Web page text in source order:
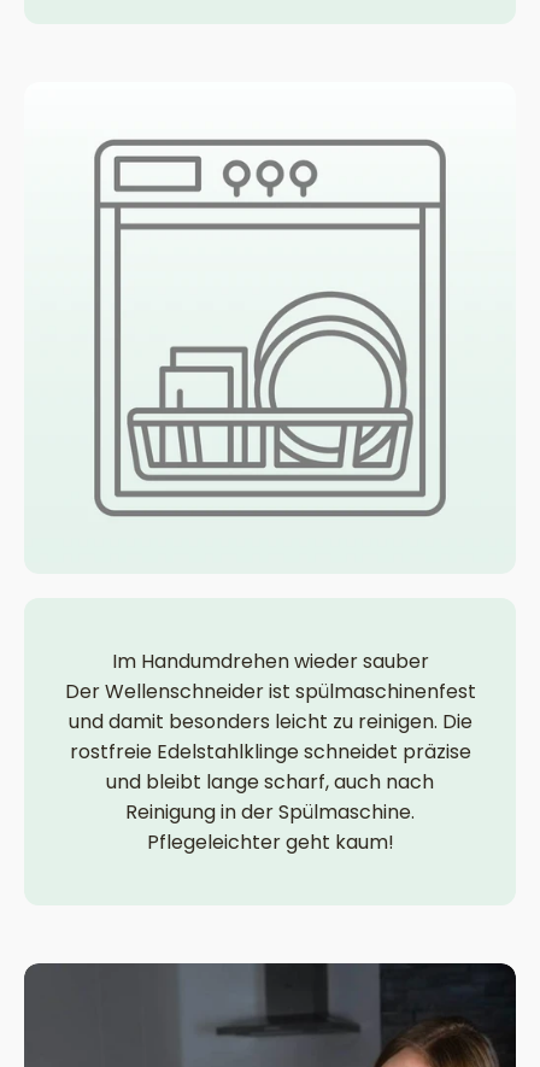
Im Handumdrehen wieder sauber
Der Wellenschneider ist spülmaschinenfest
und damit besonders leicht zu reinigen. Die
rostfreie Edelstahlklinge schneidet präzise
und bleibt lange scharf, auch nach
Reinigung in der Spülmaschine.
Pflegeleichter geht kaum!